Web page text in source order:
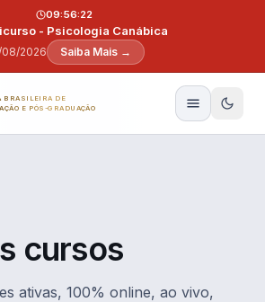
- Psicologia Canábica
2026
09:56:21
Saiba Mais →
BRASILEIRA DE
E PÓS-GRADUAÇÃO
cursos
ativas, 100% online, ao vivo,